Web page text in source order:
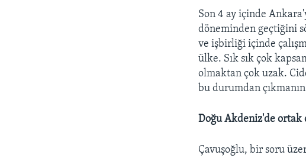
Son 4 ay içinde
döneminden geçtiğini
ve işbirliği içinde
ülke. Sık sık çok
olmaktan çok uzak.
bu durumdan
Doğu Akdeniz'de ortak
Çavuşoğlu, bir soru